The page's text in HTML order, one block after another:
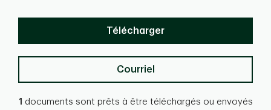
Télécharger
Courriel
1 documents sont prêts à être téléchargés ou envoyés